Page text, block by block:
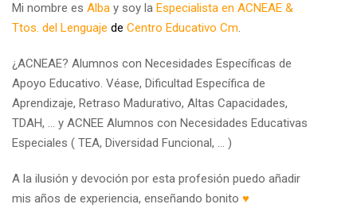
Mi nombre es Alba y soy la Especialista en ACNEAE &
Ttos. del Lenguaje de Centro Educativo Cm.
¿ACNEAE? Alumnos con Necesidades Específicas de
Apoyo Educativo. Véase, Dificultad Específica de
Aprendizaje, Retraso Madurativo, Altas Capacidades,
TDAH, … y ACNEE Alumnos con Necesidades Educativas
Especiales ( TEA, Diversidad Funcional, … )
A la ilusión y devoción por esta profesión puedo añadir
mis años de experiencia, enseñando bonito ♥︎